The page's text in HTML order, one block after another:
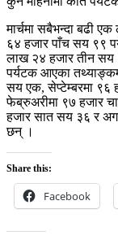
मार्चमा सबैभन्दा बढी
६४ हजार पाँच सय ९९
लाख २४ हजार तीन सय
पर्यटक आएका
सय एक, सेप्टेम्बरमा ९६
फेब्रुअरीमा ९७ हजार
हजार सात सय ३६ र
छन् ।
Share this:
Facebook